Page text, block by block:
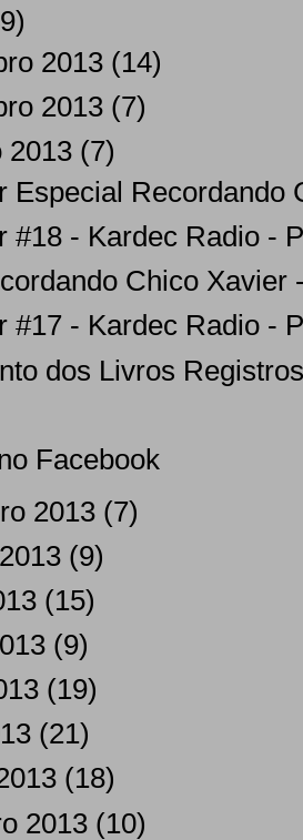
2013 (14)
2013 (7)
2013 (7)
Especial Recordando
#18 - Kardec Radio -
Chico Xavier
#17 - Kardec Radio -
dos Livros
Facebook
2013 (7)
(9)
(15)
(9)
(19)
(21)
(18)
2013 (10)